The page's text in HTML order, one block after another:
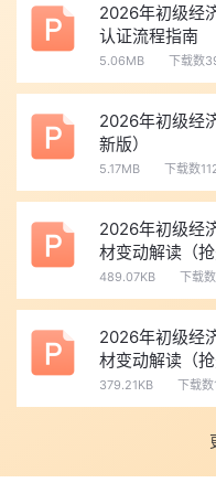
三、拿到预测怎么用
1、先划 “不变区”：优
对照预测，把标注 “无
人力：六大模块、绩效
工商：企业管理、生产
这部分占分 70%-80%
下！
2、再圈 “变动区”：重
用不同颜色标出新增、
变动点 = 当年高频考点
旧教材上直接标注 “已更
3、三阶段科学规划：
基础阶段(现在 - 7 月)
2026年初级经
认证流程指南
5.06MB 下载数
2026年初级经
新版）
5.17MB 下载数
2026年初级经
材变动解读（抢
489.07KB 下载
2026年初级经
材变动解读（抢
379.21KB 下载